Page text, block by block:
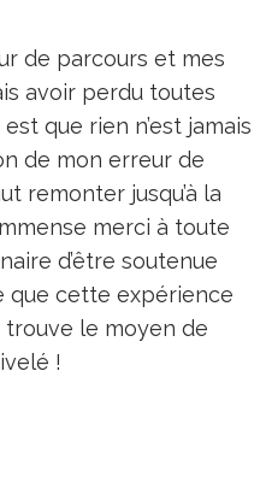
de parcours et mes
avoir perdu toutes
que rien n’est jamais
de mon erreur de
remonter jusqu’à la
merci à toute
d’être soutenue
que cette expérience
trouve le moyen de
!